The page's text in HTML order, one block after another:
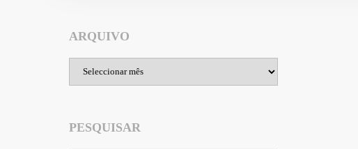
ARQUIVO
Arquivo
PESQUISAR